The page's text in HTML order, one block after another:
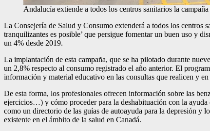
Andalucía extiende a todos los centros sanitarios la campaña
La Consejería de Salud y Consumo extenderá a todos los
tranquilizantes es posible’ que persigue fomentar un buen uso y
un 4% desde 2019.
La implantación de esta campaña, que se ha pilotado durante
un 2,8% respecto al consumo registrado el año anterior. El
información y material educativo en las consultas que realicen y
De esta forma, los profesionales ofrecen información sobre las
ejercicios…) y cómo proceder para la deshabituación con la ayuda
como un directorio de las guías de autoayuda para la depresión y
existente en el ámbito de la salud en Canadá.